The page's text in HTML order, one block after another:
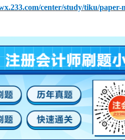
center/study/tiku/paper-